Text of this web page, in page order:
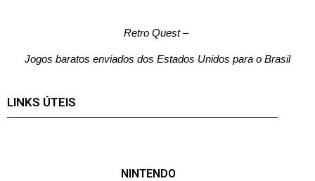
Retro Quest–
Jogos baratos enviados dos Estados Unidos para o Brasil
LINKS ÚTEIS
NINTENDO